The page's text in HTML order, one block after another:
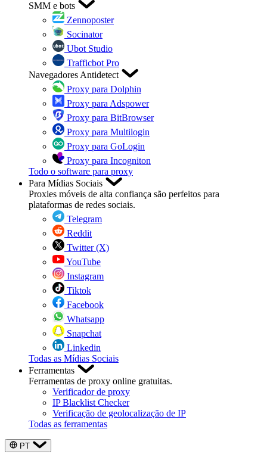
SMM e bots
Zennoposter
Socinator
Ubot Studio
Trafficbot Pro
Navegadores Antidetect
Proxy para Dolphin
Proxy para Adspower
Proxy para BitBrowser
Proxy para Multilogin
Proxy para GoLogin
Proxy para Incogniton
Todo o software para proxy
Para Mídias Sociais
Proxies móveis de alta confiança são perfeitos para
plataformas de redes sociais.
Telegram
Reddit
Twitter (X)
YouTube
Instagram
Tiktok
Facebook
Whatsapp
Snapchat
Linkedin
Todas as Mídias Sociais
Ferramentas
Ferramentas de proxy online gratuitas.
Verificador de proxy
IP Blacklist Checker
Verificação de geolocalização de IP
Todas as ferramentas
PT